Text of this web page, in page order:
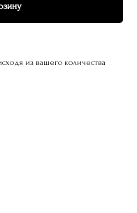
из вашего количества